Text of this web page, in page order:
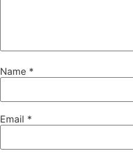
Name *
Email *